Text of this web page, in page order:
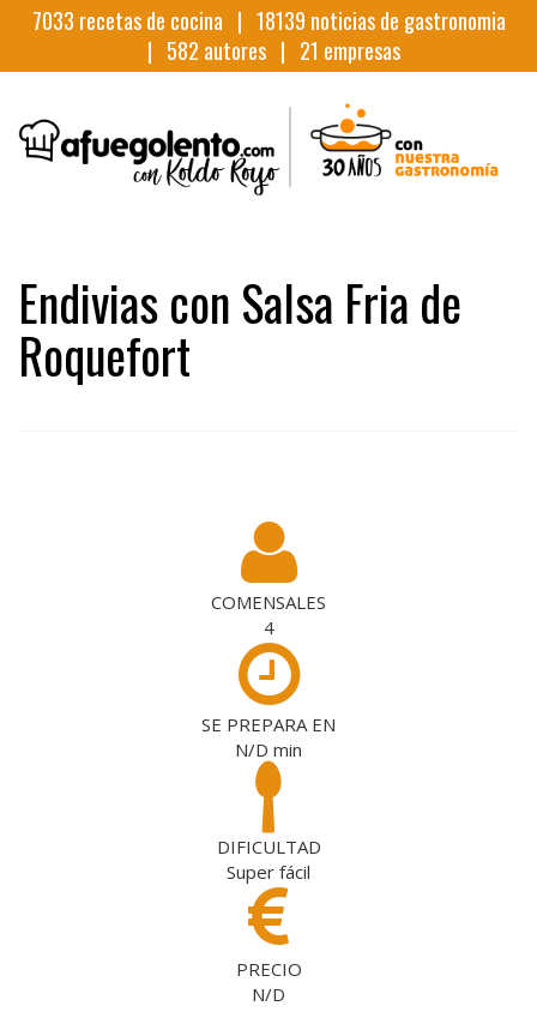
7033 recetas de cocina | 18139 noticias de gastronomia
| 582 autores | 21 empresas
Endivias con Salsa Fria de
Roquefort
COMENSALES
4
SE PREPARA EN
N/D min
DIFICULTAD
Super fácil
PRECIO
N/D